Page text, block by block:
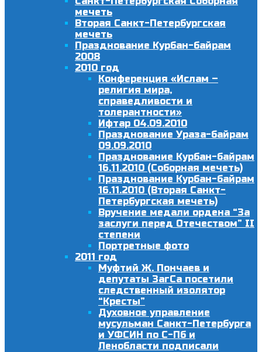
мечеть
Вторая Санкт-Петербургская
мечеть
Празднование Курбан-байрам
2008
2010 год
Конференция «Ислам –
религия мира,
справедливости и
толерантности»
Ифтар 04.09.2010
Празднование Ураза-байрам
09.09.2010
Празднование Курбан-байрам
16.11.2010 (Соборная мечеть)
Празднование Курбан-байрам
16.11.2010 (Вторая Санкт-
Петербургская мечеть)
Вручение медали ордена “За
заслуги перед Отечеством” II
степени
Портретные фото
2011 год
Муфтий Ж. Пончаев и
депутаты ЗагСа посетили
следственный изолятор
“Кресты”
Духовное управление
мусульман Санкт-Петербурга
и УФСИН по С-Пб и
Ленобласти подписали